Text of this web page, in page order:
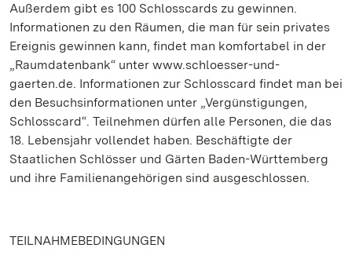
Außerdem gibt es 100 Schlosscards zu gewinnen.
Informationen zu den Räumen, die man für sein privates
Ereignis gewinnen kann, findet man komfortabel in der
„Raumdatenbank“ unter www.schloesser-und-
gaerten.de. Informationen zur Schlosscard findet man bei
den Besuchsinformationen unter „Vergünstigungen,
Schlosscard“. Teilnehmen dürfen alle Personen, die das
18. Lebensjahr vollendet haben. Beschäftigte der
Staatlichen Schlösser und Gärten Baden-Württemberg
und ihre Familienangehörigen sind ausgeschlossen.
TEILNAHMEBEDINGUNGEN